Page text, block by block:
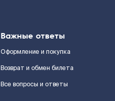
Важные ответы
Оформление и покупка
Возврат и обмен билета
Все вопросы и ответы